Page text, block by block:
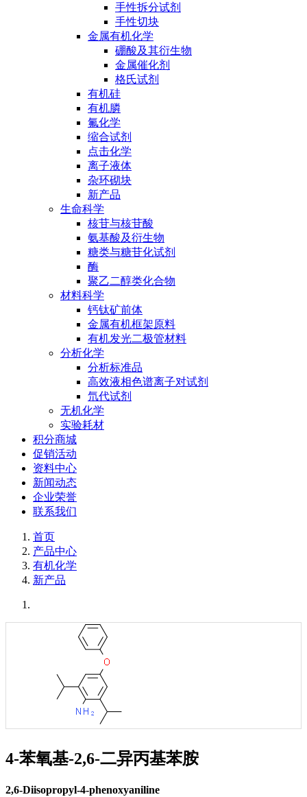
手性拆分试剂
手性切块
金属有机化学
硼酸及其衍生物
金属催化剂
格氏试剂
有机硅
有机膦
氟化学
缩合试剂
点击化学
离子液体
杂环砌块
新产品
生命科学
核苷与核苷酸
氨基酸及衍生物
糖类与糖苷化试剂
酶
聚乙二醇类化合物
材料科学
钙钛矿前体
金属有机框架原料
有机发光二极管材料
分析化学
分析标准品
高效液相色谱离子对试剂
氘代试剂
无机化学
实验耗材
积分商城
促销活动
资料中心
新闻动态
企业荣誉
联系我们
首页
产品中心
有机化学
新产品
4-苯氧基-2,6-二异丙基苯胺
2,6-Diisopropyl-4-phenoxyaniline